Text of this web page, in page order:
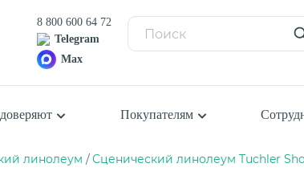
8 800 600 64 72
Telegram
Max
Покупателям
линолеум Сценический линолеум Tuchler